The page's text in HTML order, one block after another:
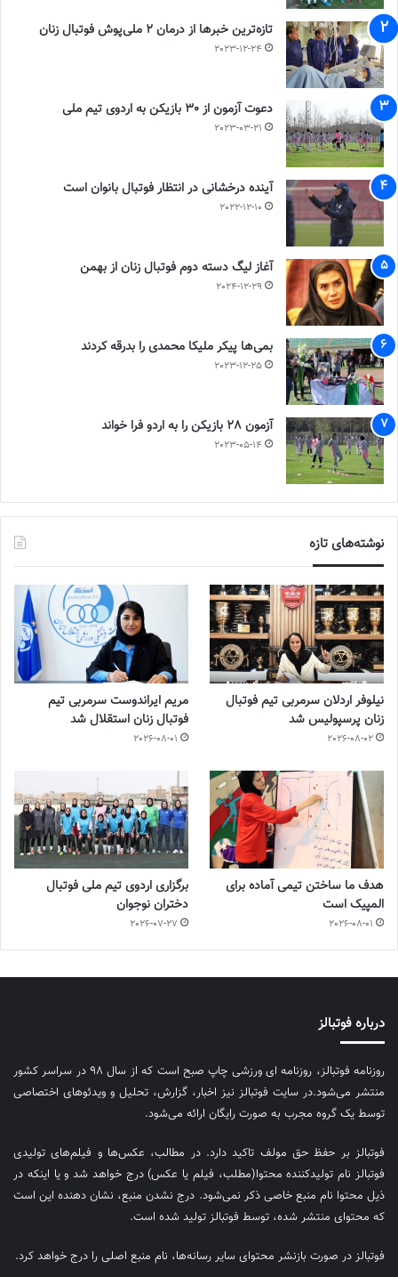
تازه‌ترین خبرها از درمان ۲ ملی‌پوش فوتبال زنان
2023-12-24
دعوت آزمون از 30 بازیکن به اردوی تیم ملی
2023-03-21
آینده درخشانی در انتظار فوتبال بانوان است
2022-12-10
آغاز لیگ دسته دوم فوتبال زنان از بهمن
2024-12-29
بمی‌ها پیکر ملیکا محمدی را بدرقه کردند
2023-12-25
آزمون 28 بازیکن را به اردو فرا خواند
2023-05-14
نوشته‌های تازه
نیلوفر اردلان سرمربی تیم فوتبال
زنان پرسپولیس شد
2026-08-02
مریم ایراندوست سرمربی تیم
فوتبال زنان استقلال شد
2026-08-01
هدف ما ساختن تیمی آماده برای
المپیک است
2026-08-01
برگزاری اردوی تیم ملی فوتبال
دختران نوجوان
2026-07-27
درباره فوتبالز
روزنامه فوتبالز، روزنامه ای ورزشی چاپ صبح است که از سال ۹۸ در سراسر کشور
منتشر می‌شود.در سایت فوتبالز نیز اخبار، گزارش، تحلیل و ویدئوهای اختصاصی
توسط یک گروه مجرب به صورت رایگان ارائه می‌شود.
فوتبالز بر حفظ حق مولف تاکید دارد. در مطالب، عکس‌ها و فیلم‌های تولیدی
فوتبالز نام تولیدکننده محتوا(مطلب، فیلم یا عکس) درج خواهد شد و یا اینکه در
ذیل محتوا نام منبع خاصی ذکر نمی‌‎شود. درج نشدن منبع، نشان دهنده این است
که محتوای منتشر شده، توسط فوتبالز تولید شده است.
فوتبالز در صورت بازنشر محتوای سایر رسانه‌ها، نام منبع اصلی را درج خواهد کرد.